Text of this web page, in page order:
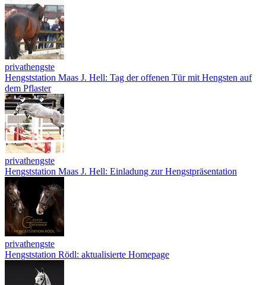
privathengste
Hengststation Maas J. Hell: Tag der offenen Tür mit Hengsten auf
dem Pflaster
privathengste
Hengststation Maas J. Hell: Einladung zur Hengstpräsentation
privathengste
Hengststation Rödl: aktualisierte Homepage